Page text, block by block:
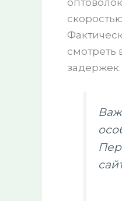
смотреть
задержек.